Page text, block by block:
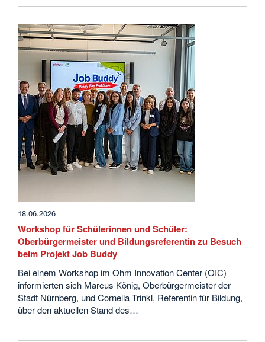
18.06.2026
Workshop für Schülerinnen und Schüler:
Oberbürgermeister und Bildungsreferentin zu Besuch
beim Projekt Job Buddy
Bei einem Workshop im Ohm Innovation Center (OIC)
informierten sich Marcus König, Oberbürgermeister der
Stadt Nürnberg, und Cornelia Trinkl, Referentin für Bildung,
über den aktuellen Stand des…